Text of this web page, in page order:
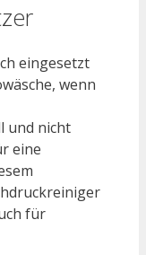
eingesetzt
wenn
und nicht
eine
für